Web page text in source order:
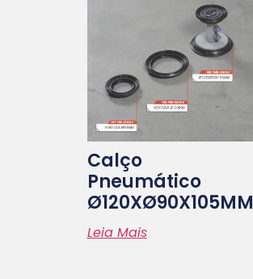
Calço
Pneumático
Ø120XØ90X105MM
Leia Mais